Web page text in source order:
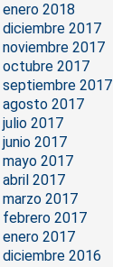
enero 2018
diciembre 2017
noviembre 2017
octubre 2017
septiembre 2017
agosto 2017
julio 2017
junio 2017
mayo 2017
abril 2017
marzo 2017
febrero 2017
enero 2017
diciembre 2016